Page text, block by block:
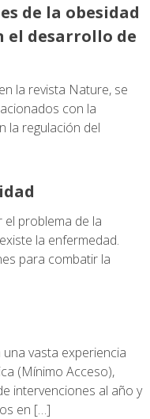
de la obesidad
el desarrollo de
la revista Nature, se
con la
la regulación del
problema de la
la enfermedad.
para combatir la
vasta experiencia
(Mínimo Acceso),
intervenciones al año y
en […]